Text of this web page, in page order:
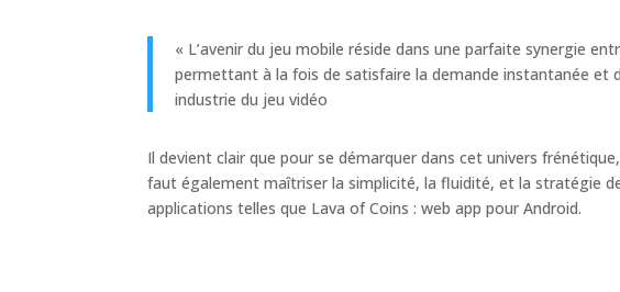
« L’avenir du jeu mobile réside dans une parfaite synergie
permettant à la fois de satisfaire la demande instantanée et
industrie du jeu vidéo
Il devient clair que pour se démarquer dans cet univers
faut également maîtriser la simplicité, la fluidité, et la stratégie
applications telles que Lava of Coins : web app pour Android.